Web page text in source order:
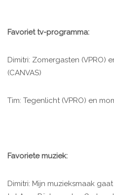
Favoriet tv-programma:
Dimitri: Zomergasten (VPRO)
(CANVAS)
Tim: Tegenlicht (VPRO) en
Favoriete muziek:
Dimitri: Mijn muzieksmaak